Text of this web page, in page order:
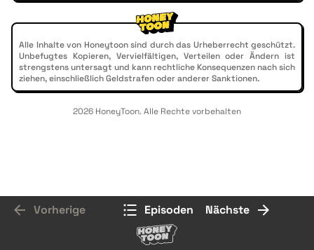
Alle Inhalte von Honeytoon sind durch das Urheberrecht geschützt.
Unbefugtes Kopieren, Vervielfältigen, Verteilen oder Ändern ist
strengstens untersagt und kann rechtliche Konsequenzen nach sich
ziehen, einschließlich Geldstrafen oder anderer Sanktionen.
2026 HoneyToon. Alle Rechte vorbehalten
Vorherige Episoden Nächste